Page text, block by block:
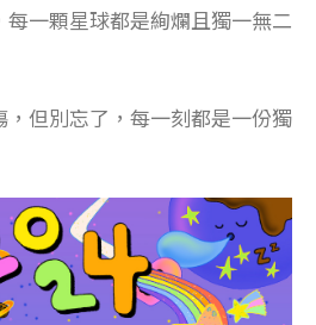
一顆星球都是絢爛且獨一無二
但別忘了，每一刻都是一份獨